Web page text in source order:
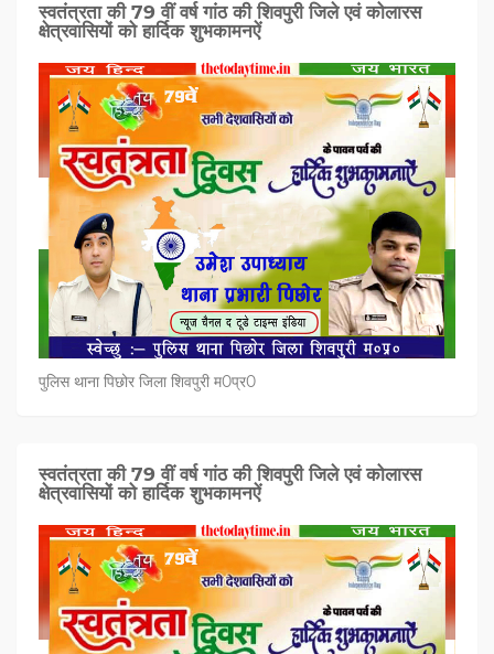
स्वतंत्रता की 79 वीं वर्ष गांठ की शिवपुरी जिले एवं कोलारस
क्षेत्रवासियों को हार्दिक शुभकामनऐं
पुलिस थाना पिछोर जिला शिवपुरी म0प्र0
स्वतंत्रता की 79 वीं वर्ष गांठ की शिवपुरी जिले एवं कोलारस
क्षेत्रवासियों को हार्दिक शुभकामनऐं